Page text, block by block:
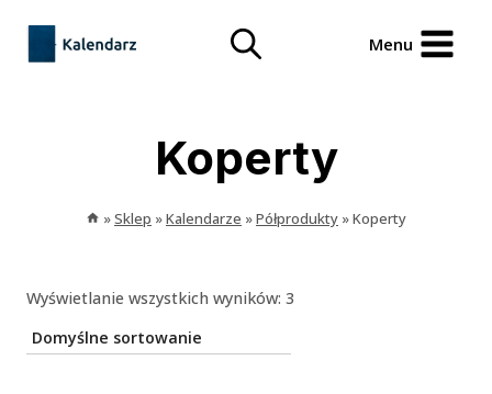
treści
treści
Menu
Koperty
»Sklep »Kalendarze »Półprodukty »Koperty
Wyświetlanie wszystkich wyników: 3